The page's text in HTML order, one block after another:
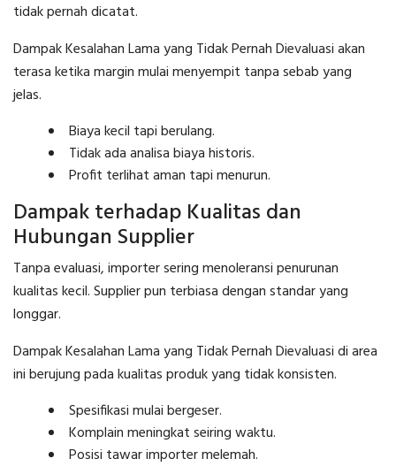
tidak pernah dicatat.
Dampak Kesalahan Lama yang Tidak Pernah Dievaluasi akan
terasa ketika margin mulai menyempit tanpa sebab yang
jelas.
Biaya kecil tapi berulang.
Tidak ada analisa biaya historis.
Profit terlihat aman tapi menurun.
Dampak terhadap Kualitas dan
Hubungan Supplier
Tanpa evaluasi, importer sering menoleransi penurunan
kualitas kecil. Supplier pun terbiasa dengan standar yang
longgar.
Dampak Kesalahan Lama yang Tidak Pernah Dievaluasi di area
ini berujung pada kualitas produk yang tidak konsisten.
Spesifikasi mulai bergeser.
Komplain meningkat seiring waktu.
Posisi tawar importer melemah.